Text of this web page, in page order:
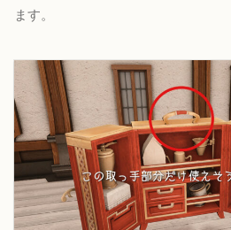
ます。